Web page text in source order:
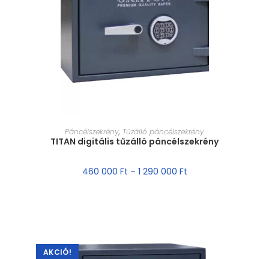
MÉRET VÁLASZTÁSA
Páncélszekrény, Tűzálló páncélszekrény
TITAN digitális tűzálló páncélszekrény
460 000 Ft – 1 290 000 Ft
AKCIÓ!